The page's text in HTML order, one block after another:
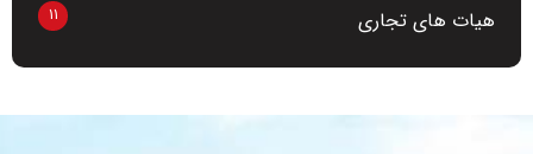
هیات های تجاری 11